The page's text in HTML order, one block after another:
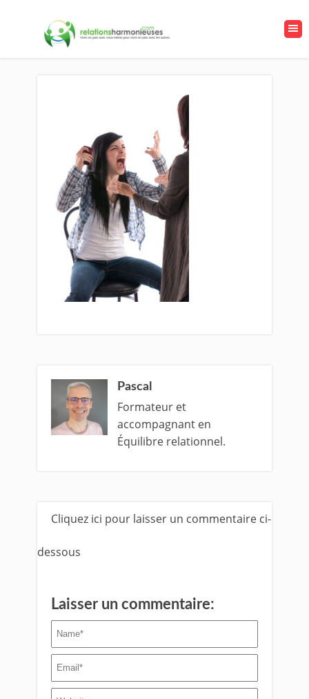
Pascal
Formateur et
accompagnant en
Équilibre relationnel.
Cliquez ici pour laisser un commentaire ci-
dessous
Laisser un commentaire: